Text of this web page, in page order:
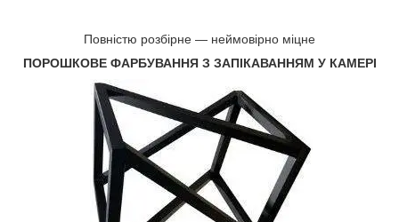
Повністю розбірне — неймовірно міцне
ПОРОШКОВЕ ФАРБУВАННЯ З ЗАПІКАВАННЯМ У КАМЕРІ